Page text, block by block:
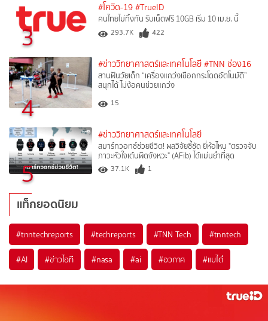
3
#โควิด-19 #TrueID
คนไทยไม่ทิ้งกัน รับเน็ตฟรี 10GB เริ่ม 10 เม.ย. นี้
293.7K 422
4
#ข่าววิทยาศาสตร์และเทคโนโลยี #TNN ช่อง16
สานฝันวัยเด็ก “เครื่องแกว่งเชือกกระโดดอัตโนมัติ”
สนุกได้ ไม่ง้อคนช่วยแกว่ง
15
5
#ข่าววิทยาศาสตร์และเทคโนโลยี
สมาร์ทวอทช์ช่วยชีวิต! ผลวิจัยชี้ชัด ยี่ห้อไหน "ตรวจจับ
ภาวะหัวใจเต้นผิดจังหวะ" (AFib) ได้แม่นยำที่สุด
37.1K 1
แท็กยอดนิยม
#tnntechreports #techreports #TNN Tech #tnntech
#AI #ข่าวไอที #nasa #ai #อวกาศ #แบไต๋